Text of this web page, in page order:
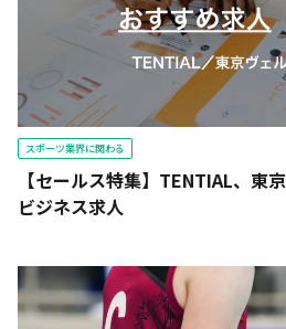
スポーツ業界に関わる
【セールス特集】TENTIAL、東
ビジネス求人